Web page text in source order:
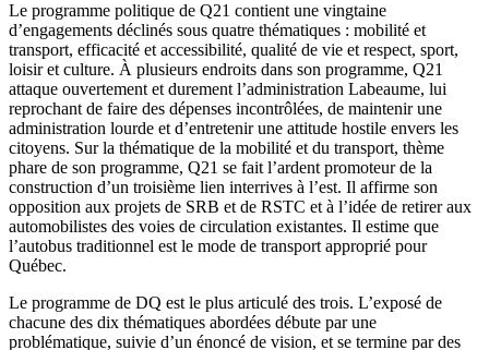
Le programme politique de Q21 contient une vingtaine
d’engagements déclinés sous quatre thématiques : mobilité et
transport, efficacité et accessibilité, qualité de vie et respect, sport,
loisir et culture. À plusieurs endroits dans son programme, Q21
attaque ouvertement et durement l’administration Labeaume, lui
reprochant de faire des dépenses incontrôlées, de maintenir une
administration lourde et d’entretenir une attitude hostile envers les
citoyens. Sur la thématique de la mobilité et du transport, thème
phare de son programme, Q21 se fait l’ardent promoteur de la
construction d’un troisième lien interrives à l’est. Il affirme son
opposition aux projets de SRB et de RSTC et à l’idée de retirer aux
automobilistes des voies de circulation existantes. Il estime que
l’autobus traditionnel est le mode de transport approprié pour
Québec.
Le programme de DQ est le plus articulé des trois. L’exposé de
chacune des dix thématiques abordées débute par une
problématique, suivie d’un énoncé de vision, et se termine par des